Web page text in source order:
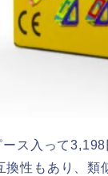
ス入って3,198
換性もあり、類